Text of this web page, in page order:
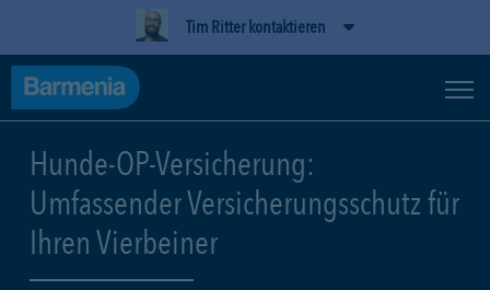
Tim Ritter kontaktieren
Hunde-OP-Versicherung:
Umfassender Versicherungsschutz für
Ihren Vierbeiner